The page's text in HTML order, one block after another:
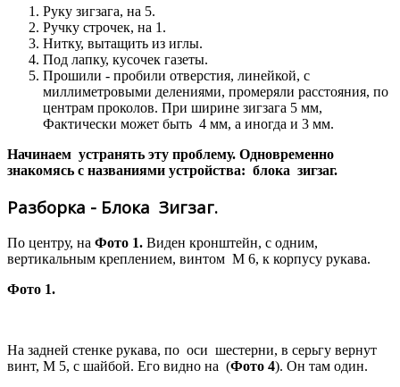
Руку зигзага, на 5.
Ручку строчек, на 1.
Нитку, вытащить из иглы.
Под лапку, кусочек газеты.
Прошили - пробили отверстия, линейкой, с
миллиметровыми делениями, промеряли расстояния, по
центрам проколов. При ширине зигзага 5 мм,
Фактически может быть 4 мм, а иногда и 3 мм.
Начинаем устранять эту проблему. Одновременно
знакомясь с названиями устройства: блока зигзаг.
Разборка - Блока Зигзаг.
По центру, на Фото 1. Виден кронштейн, с одним,
вертикальным креплением, винтом М 6, к корпусу рукава.
Фото 1.
На задней стенке рукава, по оси шестерни, в серьгу вернут
винт, М 5, с шайбой. Его видно на (Фото 4). Он там один.